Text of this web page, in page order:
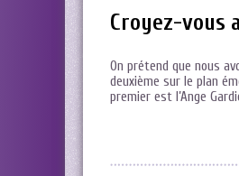
Croyez-vous
On prétend que nous
deuxième sur le plan
premier est l’Ange